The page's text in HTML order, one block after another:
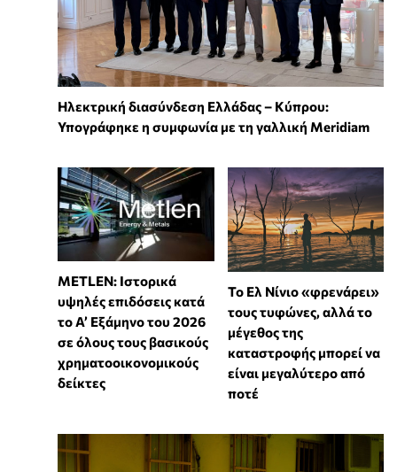
Ηλεκτρική διασύνδεση Ελλάδας – Κύπρου:
Υπογράφηκε η συμφωνία με τη γαλλική Meridiam
METLEN: Ιστορικά
υψηλές επιδόσεις κατά
το Α’ Εξάμηνο του 2026
σε όλους τους βασικούς
χρηματοοικονομικούς
δείκτες
Το Ελ Νίνιο «φρενάρει»
τους τυφώνες, αλλά το
μέγεθος της
καταστροφής μπορεί να
είναι μεγαλύτερο από
ποτέ